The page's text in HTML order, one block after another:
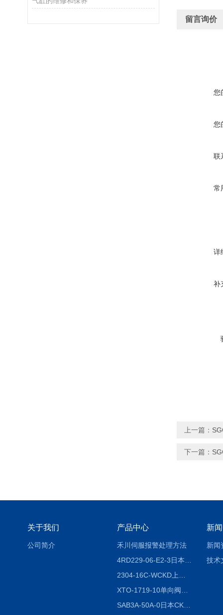
留言询价
您
您
联
常
详
补
上一篇：
下一篇：
关于我们
公司简介
产品中心
禾川伺服报警处理方法
SAB3A-50A-0日本CKD全国授权代理
新
新闻
技术